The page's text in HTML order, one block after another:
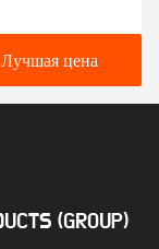
Лучшая цена
(GROUP)